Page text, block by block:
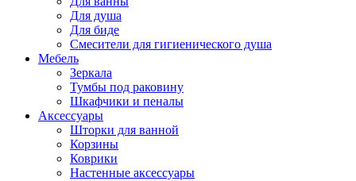
Для душа
Для биде
Смесители для гигиенического душа
Мебель
Зеркала
Тумбы под раковину
Шкафчики и пеналы
Аксессуары
Шторки для ванной
Корзины
Коврики
Настенные аксессуары